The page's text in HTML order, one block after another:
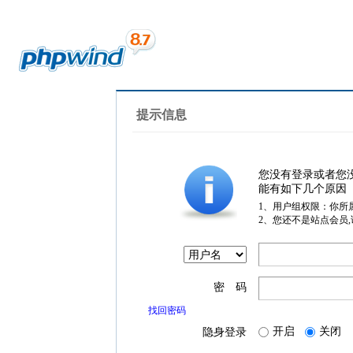
提示信息
您没有登录或者您
能有如下几个原因
1、用户组权限：你所
2、您还不是站点会员
密 码
找回密码
隐身登录 开启 关闭